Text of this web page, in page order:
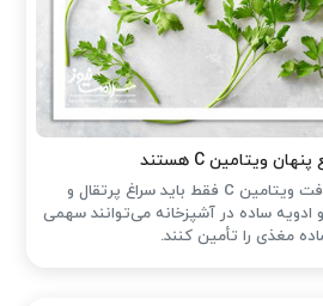
شاید تصور کنید برای دریافت ویتامین C فقط باید سراغ پرتقال و
ادویه ساده در آشپزخانه می‌توانند سهمی
مغذی را تأمین کنند.